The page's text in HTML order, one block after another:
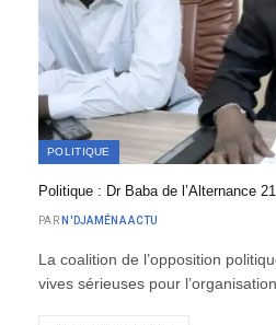
POLITIQUE
Politique : Dr Baba de l’Alternance
PAR N'DJAMÉNA ACTU
La coalition de l’opposition
vives sérieuses pour